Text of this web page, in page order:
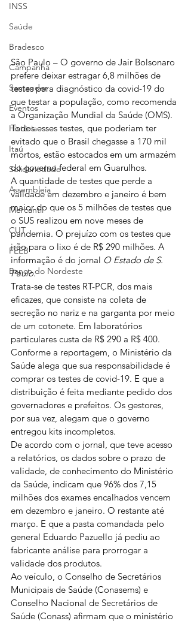
INSS
Saúde
Bradesco
Campanha
Santander
Eventos
História
Itaú
Solidariedade
Assembleia
Mercantil
CUT
FEEB
Banco do Nordeste
São Paulo – O governo de Jair Bolsonaro
prefere deixar estragar 6,8 milhões de
testes para diagnóstico da covid-19 do
que testar a população, como recomenda
a Organização Mundial da Saúde (OMS).
Todos esses testes, que poderiam ter
evitado que o Brasil chegasse a 170 mil
mortos, estão estocados em um armazém
do governo federal em Guarulhos.
A quantidade de testes que perde a
validade em dezembro e janeiro é bem
maior do que os 5 milhões de testes que
o SUS realizou em nove meses de
pandemia. O prejuízo com os testes que
irão para o lixo é de R$ 290 milhões. A
informação é do jornal O Estado de S.
Paulo.
Trata-se de testes RT-PCR, dos mais
eficazes, que consiste na coleta de
secreção no nariz e na garganta por meio
de um cotonete. Em laboratórios
particulares custa de R$ 290 a R$ 400.
Conforme a reportagem, o Ministério da
Saúde alega que sua responsabilidade é
comprar os testes de covid-19. E que a
distribuição é feita mediante pedido dos
governadores e prefeitos. Os gestores,
por sua vez, alegam que o governo
entregou kits incompletos.
De acordo com o jornal, que teve acesso
a relatórios, os dados sobre o prazo de
validade, de conhecimento do Ministério
da Saúde, indicam que 96% dos 7,15
milhões dos exames encalhados vencem
em dezembro e janeiro. O restante até
março. E que a pasta comandada pelo
general Eduardo Pazuello já pediu ao
fabricante análise para prorrogar a
validade dos produtos.
Ao veículo, o Conselho de Secretários
Municipais de Saúde (Conasems) e
Conselho Nacional de Secretários de
Saúde (Conass) afirmam que o ministério